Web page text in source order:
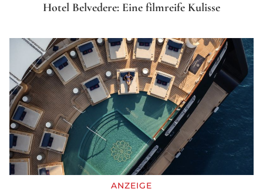
Hotel Belvedere: Eine filmreife Kulisse
ANZEIGE